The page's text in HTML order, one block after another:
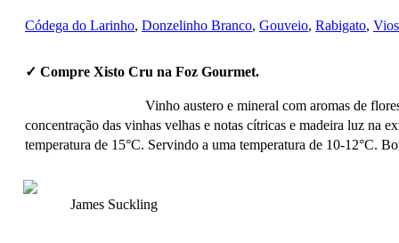
Códega do Larinho, Donzelinho Branco, Gouveio, Rabigato,
✓ Compre Xisto Cru na Foz Gourmet.
Vinho austero e mineral com aromas de
concentração das vinhas velhas e notas cítricas e madeira luz na
temperatura de 15°C. Servindo a uma temperatura de 10-12°C.
James Suckling